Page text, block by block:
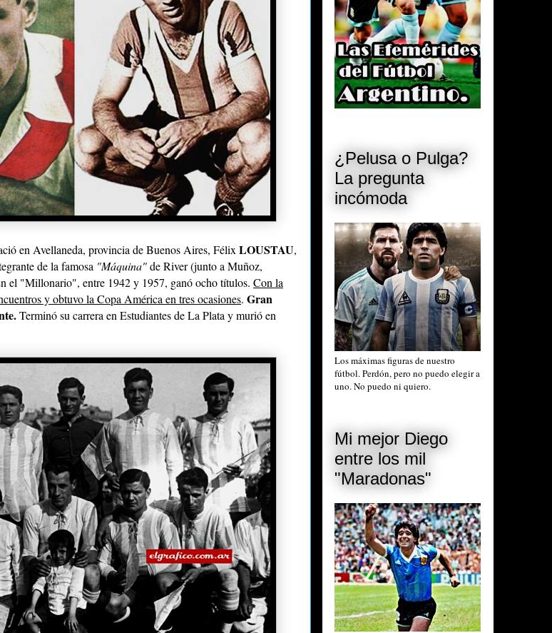
en Avellaneda, provincia de Buenos Aires, Félix LOUSTAU,
de la famosa "Máquina"de River (junto a Muñoz,
el "Millonario", entre 1942 y 1957, ganó ocho títulos. Con la
y obtuvo la Copa América en tres ocasiones. Gran
Terminó su carrera en Estudiantes de La Plata y murió en
¿Pelusa o Pulga?
La pregunta
incómoda
Los máximas figuras de nuestro
fútbol. Perdón, pero no puedo elegir a
uno. No puedo ni quiero.
Mi mejor Diego
entre los mil
"Maradonas"